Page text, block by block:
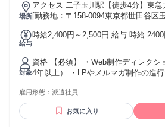
場所
アクセス 二子玉川駅【徒歩4分】東急
[勤務地：〒158-0094東京都世田谷区
給与
時給2,400円～2,500円 給与 時給
対象
資格 【必須】 ・Web制作ディレクシ
4年以上） ・LPやメルマガ制作の進
基本的な知識（ソース管理の理解レベル） ■パート・
イトで勤務している方も派遣チャレ
や語学など、豊富なオンライントレ
雇用形態： 派遣社員
お気に入り